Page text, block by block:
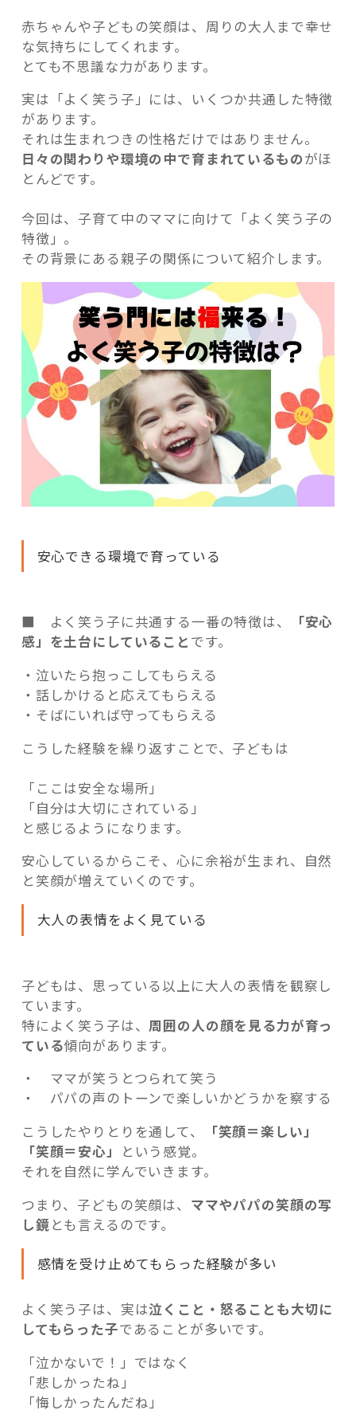
記事検索
赤ちゃんや子どもの笑顔は、周りの大人まで幸せ
な気持ちにしてくれます。
とても不思議な力があります。
実は「よく笑う子」には、いくつか共通した特徴
があります。
それは生まれつきの性格だけではありません。
日々の関わりや環境の中で育まれているものがほ
とんどです。
今回は、子育て中のママに向けて「よく笑う子の
特徴」。
その背景にある親子の関係について紹介します。
安心できる環境で育っている
■ よく笑う子に共通する一番の特徴は、
「安心
感」を土台にしていること です。
・泣いたら抱っこしてもらえる
・話しかけると応えてもらえる
・そばにいれば守ってもらえる
こうした経験を繰り返すことで、子どもは
「ここは安全な場所」
「自分は大切にされている」
と感じるようになります。
安心しているからこそ、心に余裕が生まれ、自然
と笑顔が増えていくのです。
大人の表情をよく見ている
子どもは、思っている以上に大人の表情を観察し
ています。
特によく笑う子は、 周囲の人の顔を見る力が育っ
ている傾向があります。
・ ママが笑うとつられて笑う
・ パパの声のトーンで楽しいかどうかを察する
こうしたやりとりを通して、
「笑顔＝楽しい」
「笑顔＝安心」
という感覚。
それを自然に学んでいきます。
つまり、子どもの笑顔は、 ママやパパの笑顔の写
し鏡とも言えるのです。
感情を受け止めてもらった経験が多い
よく笑う子は、実は泣くこと・怒ることも大切に
してもらった子であることが多いです。
「泣かないで！」ではなく
「悲しかったね」
「悔しかったんだね」